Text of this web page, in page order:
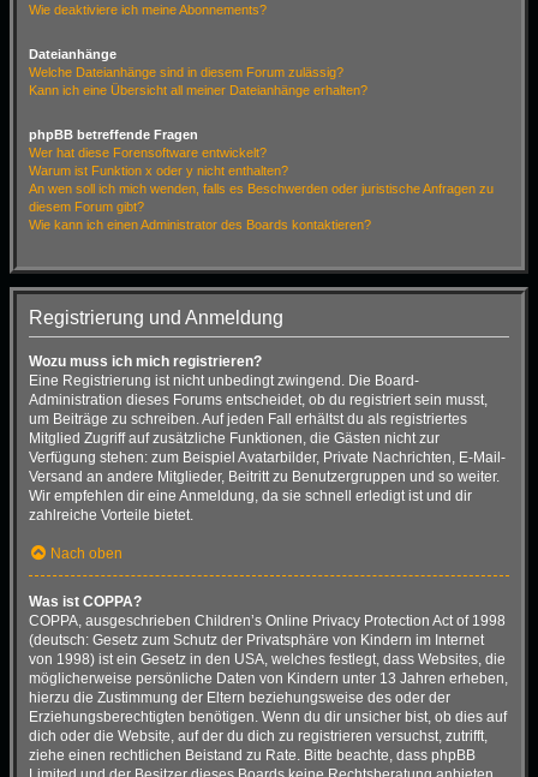
Wie deaktiviere ich meine Abonnements?
Dateianhänge
Welche Dateianhänge sind in diesem Forum zulässig?
Kann ich eine Übersicht all meiner Dateianhänge erhalten?
phpBB betreffende Fragen
Wer hat diese Forensoftware entwickelt?
Warum ist Funktion x oder y nicht enthalten?
An wen soll ich mich wenden, falls es Beschwerden oder juristische Anfragen zu
diesem Forum gibt?
Wie kann ich einen Administrator des Boards kontaktieren?
Registrierung und Anmeldung
Wozu muss ich mich registrieren?
Eine Registrierung ist nicht unbedingt zwingend. Die Board-
Administration dieses Forums entscheidet, ob du registriert sein musst,
um Beiträge zu schreiben. Auf jeden Fall erhältst du als registriertes
Mitglied Zugriff auf zusätzliche Funktionen, die Gästen nicht zur
Verfügung stehen: zum Beispiel Avatarbilder, Private Nachrichten, E-Mail-
Versand an andere Mitglieder, Beitritt zu Benutzergruppen und so weiter.
Wir empfehlen dir eine Anmeldung, da sie schnell erledigt ist und dir
zahlreiche Vorteile bietet.
Nach oben
Was ist COPPA?
COPPA, ausgeschrieben Children’s Online Privacy Protection Act of 1998
(deutsch: Gesetz zum Schutz der Privatsphäre von Kindern im Internet
von 1998) ist ein Gesetz in den USA, welches festlegt, dass Websites, die
möglicherweise persönliche Daten von Kindern unter 13 Jahren erheben,
hierzu die Zustimmung der Eltern beziehungsweise des oder der
Erziehungsberechtigten benötigen. Wenn du dir unsicher bist, ob dies auf
dich oder die Website, auf der du dich zu registrieren versuchst, zutrifft,
ziehe einen rechtlichen Beistand zu Rate. Bitte beachte, dass phpBB